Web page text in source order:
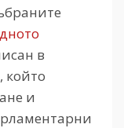
в
който
и